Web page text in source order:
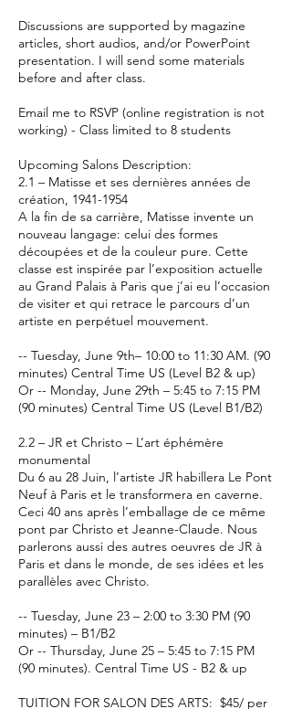
Discussions are supported by magazine
articles, short audios, and/or PowerPoint
presentation. I will send some materials
before and after class.
Email me to RSVP (online registration is not
working) - Class limited to 8 students
Upcoming Salons Description:
2.1 – Matisse et ses dernières années de
création, 1941-1954
A la fin de sa carrière, Matisse invente un
nouveau langage: celui des formes
découpées et de la couleur pure. Cette
classe est inspirée par l’exposition actuelle
au Grand Palais à Paris que j’ai eu l’occasion
de visiter et qui retrace le parcours d’un
artiste en perpétuel mouvement.
-- Tuesday, June 9th– 10:00 to 11:30 AM. (90
minutes) Central Time US (Level B2 & up)
Or -- Monday, June 29th – 5:45 to 7:15 PM
(90 minutes) Central Time US (Level B1/B2)
2.2 – JR et Christo – L’art éphémère
monumental
Du 6 au 28 Juin, l’artiste JR habillera Le Pont
Neuf à Paris et le transformera en caverne.
Ceci 40 ans après l’emballage de ce même
pont par Christo et Jeanne-Claude. Nous
parlerons aussi des autres oeuvres de JR à
Paris et dans le monde, de ses idées et les
parallèles avec Christo.
-- Tuesday, June 23 – 2:00 to 3:30 PM (90
minutes) – B1/B2
Or -- Thursday, June 25 – 5:45 to 7:15 PM
(90 minutes). Central Time US - B2 & up
TUITION FOR SALON DES ARTS: $45/ per